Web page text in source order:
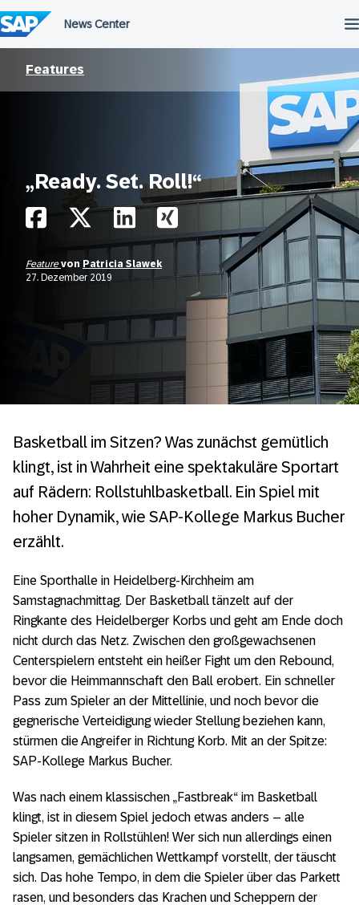
Features
„Ready. Set. Roll!“
Featurevon Patricia Slawek
27. Dezember 2019
Basketball im Sitzen? Was zunächst gemütlich
klingt, ist in Wahrheit eine spektakuläre Sportart
auf Rädern: Rollstuhlbasketball. Ein Spiel mit
hoher Dynamik, wie SAP-Kollege Markus Bucher
erzählt.
Eine Sporthalle in Heidelberg-Kirchheim am
Samstagnachmittag. Der Basketball tänzelt auf der
Ringkante des Heidelberger Korbs und geht am Ende doch
nicht durch das Netz. Zwischen den großgewachsenen
Centerspielern entsteht ein heißer Fight um den Rebound,
bevor die Heimmannschaft den Ball erobert. Ein schneller
Pass zum Spieler an der Mittellinie, und noch bevor die
gegnerische Verteidigung wieder Stellung beziehen kann,
stürmen die Angreifer in Richtung Korb. Mit an der Spitze:
SAP-Kollege Markus Bucher.
Was nach einem klassischen „Fastbreak“ im Basketball
klingt, ist in diesem Spiel jedoch etwas anders – alle
Spieler sitzen in Rollstühlen! Wer sich nun allerdings einen
langsamen, gemächlichen Wettkampf vorstellt, der täuscht
sich. Das hohe Tempo, in dem die Spieler über das Parkett
rasen, und besonders das Krachen und Scheppern der